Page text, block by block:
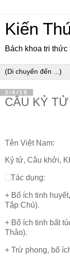
Kiến
Bách khoa tri thức
3/6/15
CÂU KỶ TỬ
Tên Việt Nam:
Kỷ tử, Câu khởi,
Tác dụng:
+ Bổ ích tinh
Tập Chú).
+ Bổ ích tinh bất
Thảo).
+ Trừ phong, bổ